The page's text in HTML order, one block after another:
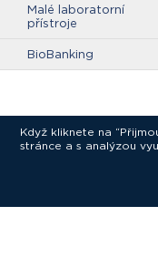
Malé laboratorní
přístroje
BioBanking
Když kliknete na
stránce a s analýzou